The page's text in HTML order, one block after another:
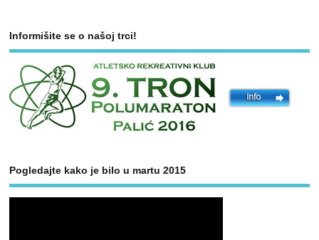
Informišite se o našoj trci!
Pogledajte kako je bilo u martu 2015